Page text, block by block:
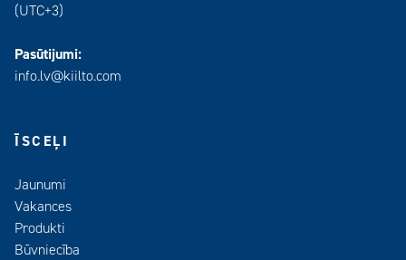
(UTC+3)
Pasūtijumi:
info.lv@kiilto.com
ĪSCEĻI
Jaunumi
Vakances
Produkti
Būvniecība